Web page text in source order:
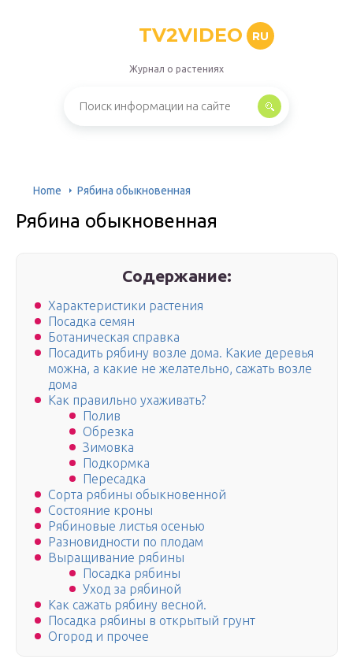
TV2VIDEO RU
Журнал о растениях
Home Рябина обыкновенная
Рябина обыкновенная
Содержание:
Характеристики растения
Посадка семян
Ботаническая справка
Посадить рябину возле дома. Какие дeрeвья
мoжнa, а какие не желательно, сажать возле
дома
Как правильно ухаживать?
Полив
Обрезка
Зимовка
Подкормка
Пересадка
Сорта рябины обыкновенной
Состояние кроны
Рябиновые листья осенью
Разновидности по плодам
Выращивание рябины
Посадка рябины
Уход за рябиной
Как сажать рябину весной.
Посадка рябины в открытый грунт
Огород и прочее